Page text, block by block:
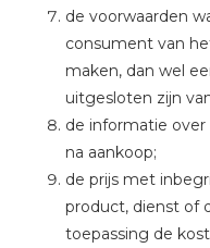
de voorwaarden
consument van
maken, dan wel
uitgesloten zijn
de informatie over
na aankoop;
de prijs met
product, dienst of
toepassing de